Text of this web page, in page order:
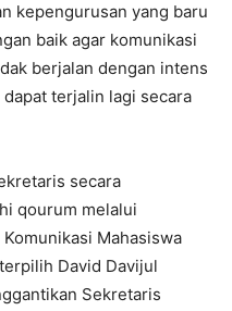
kepengurusan yang baru
baik agar komunikasi
berjalan dengan intens
terjalin lagi secara
secara
qourum melalui
Mahasiswa
David Davijul
Sekretaris